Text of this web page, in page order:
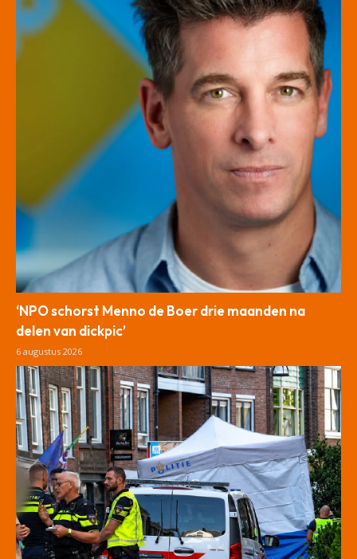
‘NPO schorst Menno de Boer drie maanden na
delen van dickpic’
6 augustus 2026